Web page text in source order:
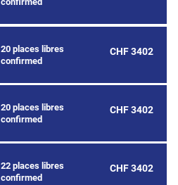
20 places libres
confirmed
CHF 3402
20 places libres
confirmed
CHF 3402
22 places libres
confirmed
CHF 3402